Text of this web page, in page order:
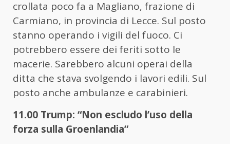
crollata poco fa a Magliano, frazione di
Carmiano, in provincia di Lecce. Sul posto
stanno operando i vigili del fuoco. Ci
potrebbero essere dei feriti sotto le
macerie. Sarebbero alcuni operai della
ditta che stava svolgendo i lavori edili. Sul
posto anche ambulanze e carabinieri.
11.00 Trump: “Non escludo l’uso della
forza sulla Groenlandia”